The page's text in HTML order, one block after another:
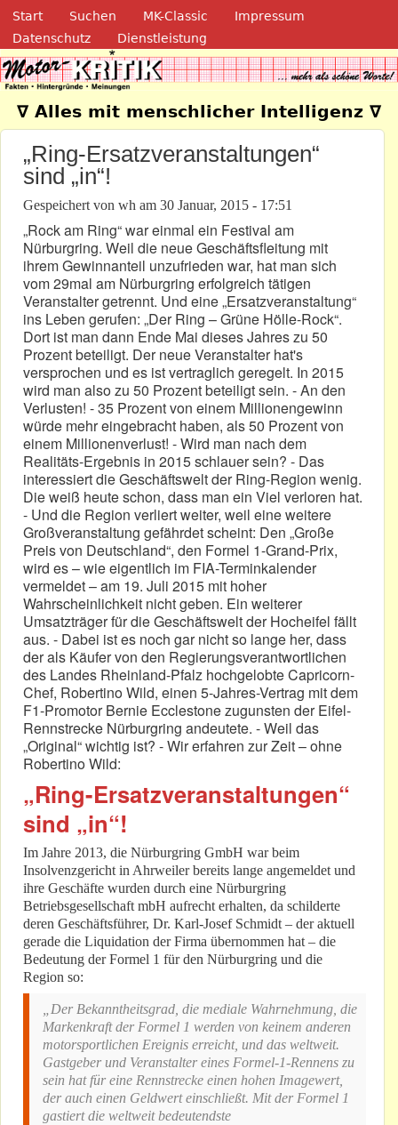
Direkt zum Inhalt
Navigation
Start Suchen MK-Classic
Impressum
Datenschutz
Dienstleistung
Motor-Kritik.de
∇ Alles mit menschlicher Intelligenz ∇
„Ring-Ersatzveranstaltungen“
sind „in“!
Gespeichert von wh am 30 Januar, 2015 - 17:51
„Rock am Ring“ war einmal ein Festival am
Nürburgring. Weil die neue Geschäftsfleitung mit
ihrem Gewinnanteil unzufrieden war, hat man sich
vom 29mal am Nürburgring erfolgreich tätigen
Veranstalter getrennt. Und eine „Ersatzveranstaltung“
ins Leben gerufen: „Der Ring – Grüne Hölle-Rock“.
Dort ist man dann Ende Mai dieses Jahres zu 50
Prozent beteiligt. Der neue Veranstalter hat's
versprochen und es ist vertraglich geregelt. In 2015
wird man also zu 50 Prozent beteiligt sein. - An den
Verlusten! - 35 Prozent von einem Millionengewinn
würde mehr eingebracht haben, als 50 Prozent von
einem Millionenverlust! - Wird man nach dem
Realitäts-Ergebnis in 2015 schlauer sein? - Das
interessiert die Geschäftswelt der Ring-Region wenig.
Die weiß heute schon, dass man ein Viel verloren hat.
- Und die Region verliert weiter, weil eine weitere
Großveranstaltung gefährdet scheint: Den „Große
Preis von Deutschland“, den Formel 1-Grand-Prix,
wird es – wie eigentlich im FIA-Terminkalender
vermeldet – am 19. Juli 2015 mit hoher
Wahrscheinlichkeit nicht geben. Ein weiterer
Umsatzträger für die Geschäftswelt der Hocheifel fällt
aus. - Dabei ist es noch gar nicht so lange her, dass
der als Käufer von den Regierungsverantwortlichen
des Landes Rheinland-Pfalz hochgelobte Capricorn-
Chef, Robertino Wild, einen 5-Jahres-Vertrag mit dem
F1-Promotor Bernie Ecclestone zugunsten der Eifel-
Rennstrecke Nürburgring andeutete. - Weil das
„Original“ wichtig ist? - Wir erfahren zur Zeit – ohne
Robertino Wild:
„Ring-Ersatzveranstaltungen“
sind „in“!
Im Jahre 2013, die Nürburgring GmbH war beim
Insolvenzgericht in Ahrweiler bereits lange angemeldet und
ihre Geschäfte wurden durch eine Nürburgring
Betriebsgesellschaft mbH aufrecht erhalten, da schilderte
deren Geschäftsführer, Dr. Karl-Josef Schmidt – der aktuell
gerade die Liquidation der Firma übernommen hat – die
Bedeutung der Formel 1 für den Nürburgring und die
Region so:
„Der Bekanntheitsgrad, die mediale Wahrnehmung, die
Markenkraft der Formel 1 werden von keinem anderen
motorsportlichen Ereignis erreicht, und das weltweit.
Gastgeber und Veranstalter eines Formel-1-Rennens zu
sein hat für eine Rennstrecke einen hohen Imagewert,
der auch einen Geldwert einschließt. Mit der Formel 1
gastiert die weltweit bedeutendste